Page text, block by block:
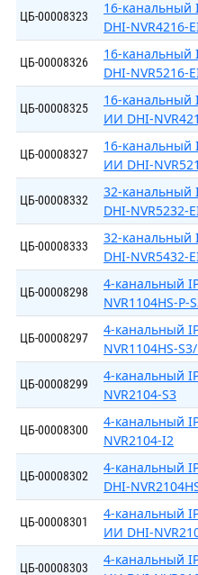
ЦБ-00008323
16-канальный
DHI-NVR4216-
ЦБ-00008326
16-канальный
DHI-NVR5216-
ЦБ-00008325
16-канальный
ИИ DHI-
ЦБ-00008327
16-канальный
ИИ DHI-
ЦБ-00008332
32-канальный
DHI-NVR5232-
ЦБ-00008333
32-канальный
DHI-NVR5432-
ЦБ-00008298
4-канальный
NVR1104HS-P-
ЦБ-00008297
4-канальный
NVR1104HS-
ЦБ-00008299
4-канальный
NVR2104-S3
ЦБ-00008300
4-канальный
NVR2104-I2
ЦБ-00008302
4-канальный
DHI-
ЦБ-00008301
4-канальный
ИИ DHI-
ЦБ-00008303
4-канальный